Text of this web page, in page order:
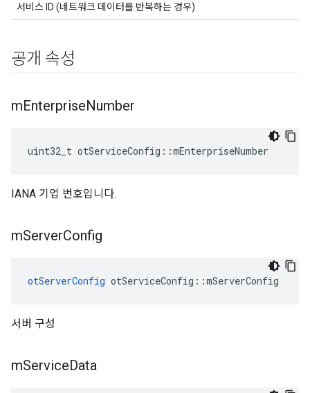
서비스 ID (네트워크 데이터를 반복하는 경우)
공개 속성
mEnterpriseNumber
uint32_t otServiceConfig ::mEnterpriseNumber
IANA 기업 번호입니다.
mServerConfig
otServerConfig otServiceConfig ::mServerConfig
서버 구성
mServiceData